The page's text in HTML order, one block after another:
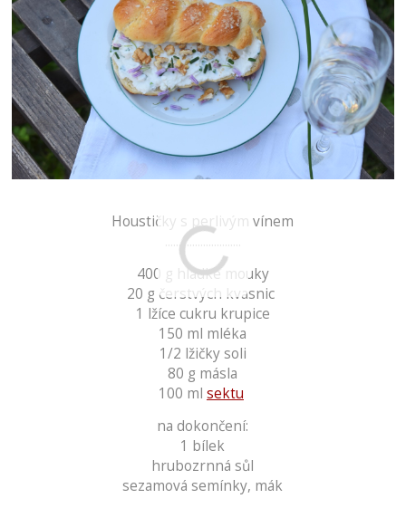
Houstičky s perlivým vínem
............................
400 g hladké mouky
20 g čerstvých kvasnic
1 lžíce cukru krupice
150 ml mléka
1/2 lžičky soli
80 g másla
100 ml sektu
na dokončení:
1 bílek
hrubozrnná sůl
sezamová semínky, mák